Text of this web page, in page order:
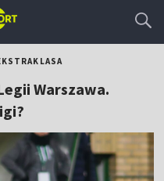
Warszawa.